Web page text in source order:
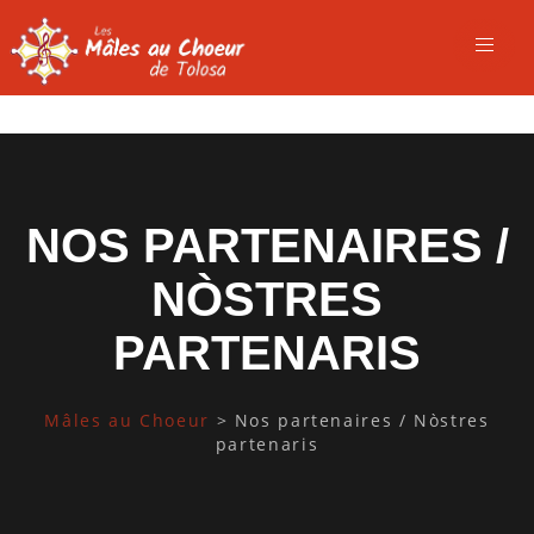
NOS PARTENAIRES /
NÒSTRES
PARTENARIS
Mâles au Choeur > Nos partenaires / Nòstres
partenaris